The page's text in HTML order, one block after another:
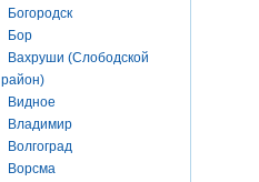
Богородск
Бор
Вахруши (Слободской
район)
Видное
Владимир
Волгоград
Ворсма